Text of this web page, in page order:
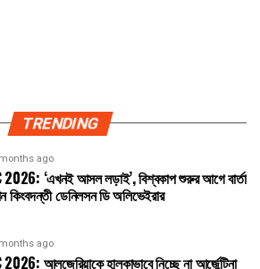
TRENDING
ago
2026: ‘এখনই আসল লড়াই’, বিশ্বকাপ শুরুর আগে বার্তা
কিংবদন্তী ডেনিলসন ডি অলিভেইরার
ago
আলজেরিয়াকে হালকাভাবে নিচ্ছে না আর্জেন্টিনা